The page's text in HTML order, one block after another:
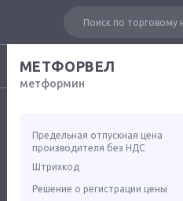
МЕТФОРВЕЛ
метформин
Предельная отпускная цена
производителя без НДС
Штрихкод
Решение о регистрации цены